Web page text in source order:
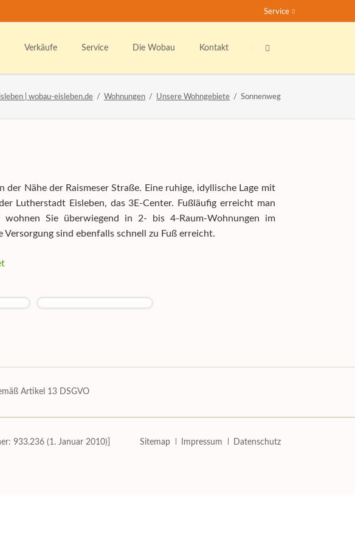
Service
überspringen
Verkäufe Service
Unser Mieterticket
Fernsehen
wichtige Formulare
Mieterzeitung "Echo"
Wohntipps
Die Wobau
Bester Vermieter 2021
Kontakt
Kontaktformular
| wobau-eisleben.de Wohnungen Unsere Wohngebiete Sonnenweg
der Nähe der Raismeser Straße. Eine ruhige, idyllische Lage mit
Lutherstadt Eisleben, das 3E-Center. Fußläufig erreicht man
Sie überwiegend in 2- bis 4-Raum-Wohnungen im
sind ebenfalls schnell zu Fuß erreicht.
Artikel 13 DSGVO
933.236 (1. Januar 2010)]
Navigation
Sitemap Impressum Datenschutz